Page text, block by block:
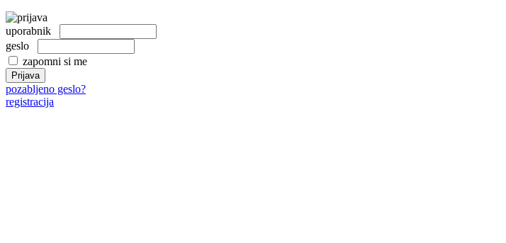
uporabnik
geslo
zapomni si me
pozabljeno geslo?
registracija